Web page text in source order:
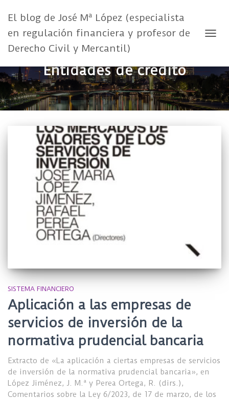
El blog de José Mª López (especialista
en regulación financiera y profesor de
Derecho Civil y Mercantil)
Entidades de crédito
SISTEMA FINANCIERO
Aplicación a las empresas de
servicios de inversión de la
normativa prudencial bancaria
Extracto de «La aplicación a ciertas empresas de servicios
de inversión de la normativa prudencial bancaria», en
López Jiménez, J. M.ª y Perea Ortega, R. (dirs.),
Comentarios sobre la Ley 6/2023, de 17 de marzo, de los